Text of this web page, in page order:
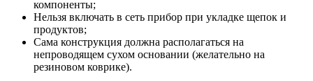
компоненты;
Нельзя включать в сеть прибор при укладке щепок и
продуктов;
Сама конструкция должна располагаться на
непроводящем сухом основании (желательно на
резиновом коврике).